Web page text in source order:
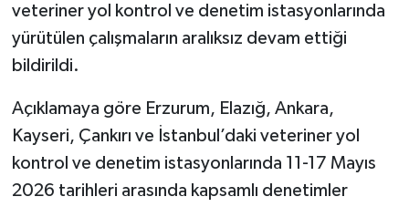
veteriner yol kontrol ve denetim istasyonlarında
yürütülen çalışmaların aralıksız devam ettiği
bildirildi.
Açıklamaya göre Erzurum, Elazığ, Ankara,
Kayseri, Çankırı ve İstanbul’daki veteriner yol
kontrol ve denetim istasyonlarında 11-17 Mayıs
2026 tarihleri arasında kapsamlı denetimler